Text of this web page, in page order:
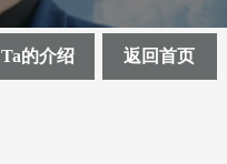
Ta的介绍 返回首页